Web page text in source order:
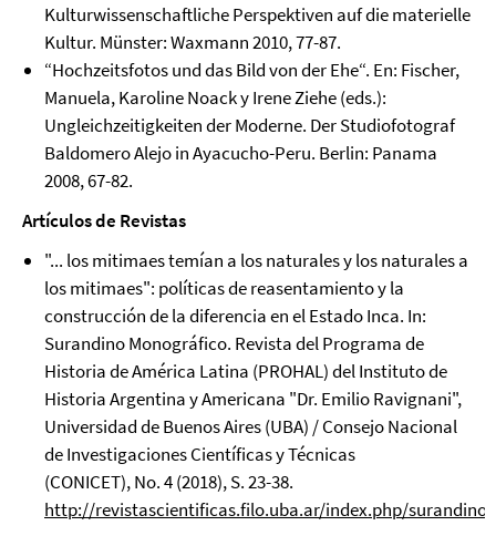
Kulturwissenschaftliche Perspektiven auf die materielle
Kultur. Münster: Waxmann 2010, 77-87.
“Hochzeitsfotos und das Bild von der Ehe“. En: Fischer,
Manuela, Karoline Noack y Irene Ziehe (eds.):
Ungleichzeitigkeiten der Moderne. Der Studiofotograf
Baldomero Alejo in Ayacucho-Peru. Berlin: Panama
2008, 67-82.
Artículos de Revistas
"... los mitimaes temían a los naturales y los naturales a
los mitimaes": políticas de reasentamiento y la
construcción de la diferencia en el Estado Inca. In:
Surandino Monográfico. Revista del Programa de
Historia de América Latina (PROHAL) del Instituto de
Historia Argentina y Americana "Dr. Emilio Ravignani",
Universidad de Buenos Aires (UBA) / Consejo Nacional
de Investigaciones Científicas y Técnicas
(CONICET), No. 4 (2018), S. 23-38.
http://revistascientificas.filo.uba.ar/index.php/